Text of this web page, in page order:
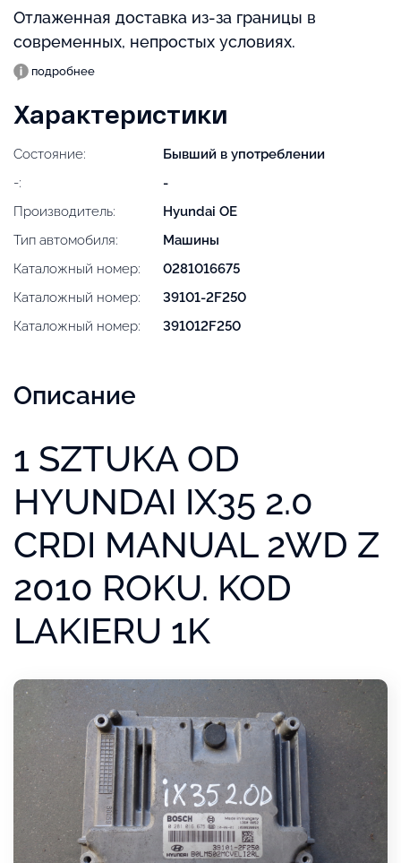
Отлаженная доставка из-за границы в
современных, непростых условиях.
подробнее
Характеристики
Состояние:
Бывший в употреблении
-:
-
Производитель:
Hyundai OE
Тип автомобиля:
Машины
Каталожный номер:
0281016675
Каталожный номер:
39101-2F250
Каталожный номер:
391012F250
Описание
1 SZTUKA OD
HYUNDAI IX35 2.0
CRDI MANUAL 2WD Z
2010 ROKU. KOD
LAKIERU 1K